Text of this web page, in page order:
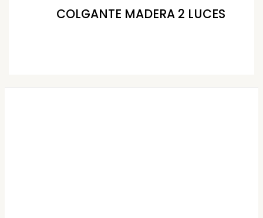
COLGANTE MADERA 2 LUCES